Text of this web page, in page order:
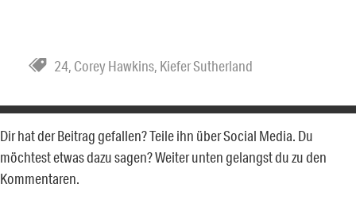
24, Corey Hawkins, Kiefer Sutherland
Dir hat der Beitrag gefallen? Teile ihn über Social Media. Du
möchtest etwas dazu sagen? Weiter unten gelangst du zu den
Kommentaren.